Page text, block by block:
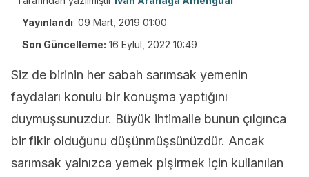
Yayınlandı: 09 Mart, 2019 01:00
Son Güncelleme: 16 Eylül, 2022 10:49
Siz de birinin her sabah sarımsak yemenin
faydaları konulu bir konuşma yaptığını
duymuşsunuzdur. Büyük ihtimalle bunun çılgınca
bir fikir olduğunu düşünmüşsünüzdür. Ancak
sarımsak yalnızca yemek pişirmek için kullanılan